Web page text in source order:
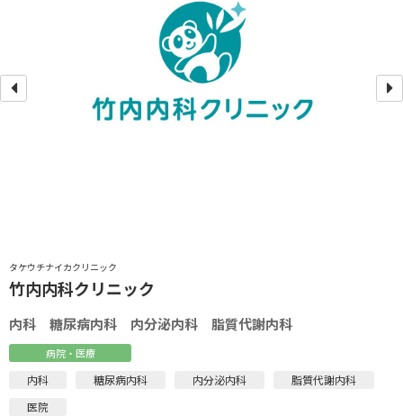
タケウチナイカクリニック
竹内内科クリニック
内科 糖尿病内科 内分泌内科 脂質代謝内科
病院・医療
内科 糖尿病内科 内分泌内科
脂質代謝内科
医院